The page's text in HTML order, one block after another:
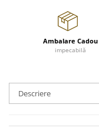
CELESTIAL PLATINUM
CORNUCOPIA
RENAISSANCE GOLD
ANTHEMION BLUE
Ambalare Cadou
impecabilă
Descriere